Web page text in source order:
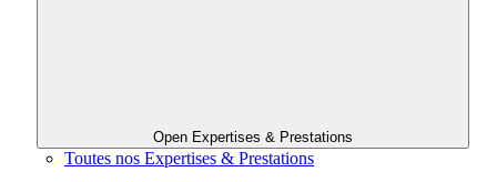
Open Expertises & Prestations
Toutes nos Expertises & Prestations